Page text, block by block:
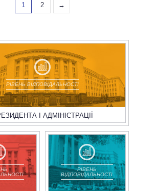
1 2 →
РІВЕНЬ ВІДПОВІДАЛЬНОСТІ
І АДМІНІСТРАЦІЇ
РІВЕНЬ
ВІДПОВІДАЛЬНОСТІ